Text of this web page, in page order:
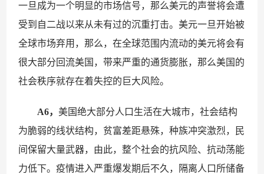
一旦成为一个明显的市场信号，那么美元的声誉将会遭
受到自二战以来从未有过的沉重打击。美元一旦开始被
全球市场弃用，那么，在全球范围内流动的美元将会有
很大部分回流美国，带来严重的通货膨胀，那么美国的
社会秩序就存在着失控的巨大风险。
A6， 美国绝大部分人口生活在大城市，社会结构
为脆弱的线状结构，贫富差距悬殊，种族冲突激烈，民
间保留大量武器，由此，整个社会的抗风险、抗动荡能
力低下。疫情进入严重爆发期后不久，隔离人口所储备